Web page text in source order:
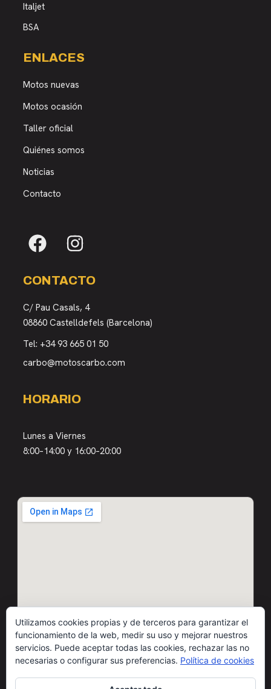
Italjet
BSA
ENLACES
Motos nuevas
Motos ocasión
Taller oficial
Quiénes somos
Noticias
Contacto
CONTACTO
C/ Pau Casals, 4
08860 Castelldefels (Barcelona)
Tel: +34 93 665 01 50
carbo@motoscarbo.com
HORARIO
Lunes a Viernes
8:00–14:00 y 16:00–20:00
Utilizamos cookies propias y de terceros para garantizar el
funcionamiento de la web, medir su uso y mejorar nuestros
servicios. Puede aceptar todas las cookies, rechazar las no
necesarias o configurar sus preferencias. Política de cookies